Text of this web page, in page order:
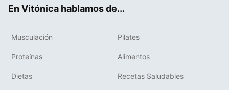
En Vitónica hablamos de...
Musculación Pilates
Proteínas Alimentos
Dietas Recetas Saludables